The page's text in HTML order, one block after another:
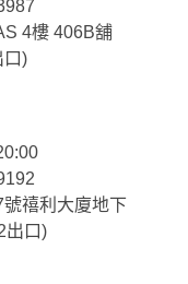
4樓 406B舖
)
禧利大廈地下
口)